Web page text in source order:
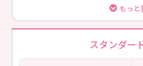
もっと
スタンダー